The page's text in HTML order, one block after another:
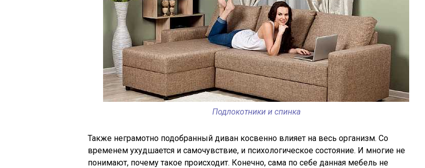
Подлокотники и спинка
Также неграмотно подобранный диван косвенно влияет на весь организм. Со
временем ухудшается и самочувствие, и психологическое состояние. И многие не
понимают, почему такое происходит. Конечно, сама по себе данная мебель не